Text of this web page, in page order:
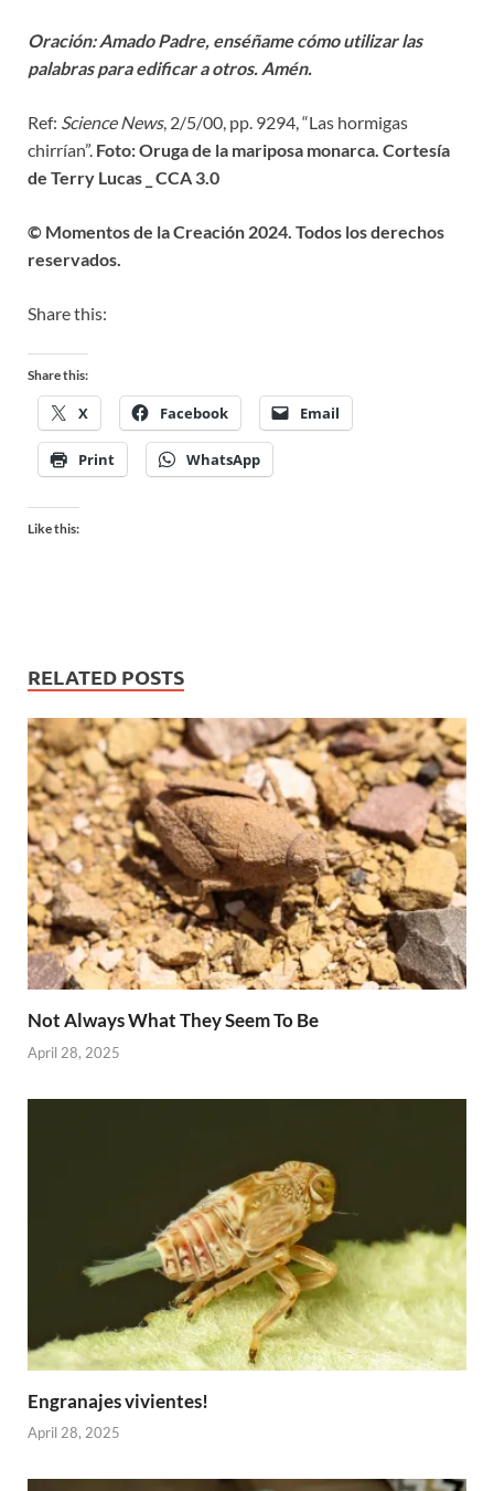
Oración: Amado Padre, enséñame cómo utilizar las
palabras para edificar a otros. Amén.
Ref: Science News, 2/5/00, pp. 9294, “Las hormigas
chirrían”. Foto: Oruga de la mariposa monarca. Cortesía
de Terry Lucas _ CCA 3.0
© Momentos de la Creación 2024. Todos los derechos
reservados.
Share this:
Share this:
X Facebook Email
Print WhatsApp
Like this:
RELATED POSTS
Not Always What They Seem To Be
April 28, 2025
Engranajes vivientes!
April 28, 2025